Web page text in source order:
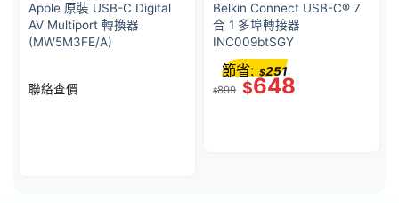
Apple 原裝 USB-C Digital
AV Multiport 轉換器
(MW5M3FE/A)
聯絡查價
Belkin Connect USB-C® 7
合 1 多埠轉接器
INC009btSGY
$899 $648
節省: $251